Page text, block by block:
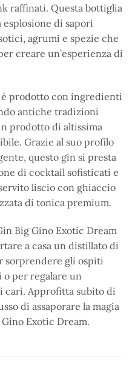
raffinati. Questa bottiglia
di sapori
agrumi e spezie che
creare un’esperienza di
è prodotto con ingredienti
antiche tradizioni
prodotto di altissima
Grazie al suo profilo
questo gin si presta
di cocktail sofisticati e
liscio con ghiaccio
di tonica premium.
Big Gino Exotic Dream
a casa un distillato di
sorprendere gli ospiti
o per regalare un
cari. Approfitta subito di
di assaporare la magia
Exotic Dream.